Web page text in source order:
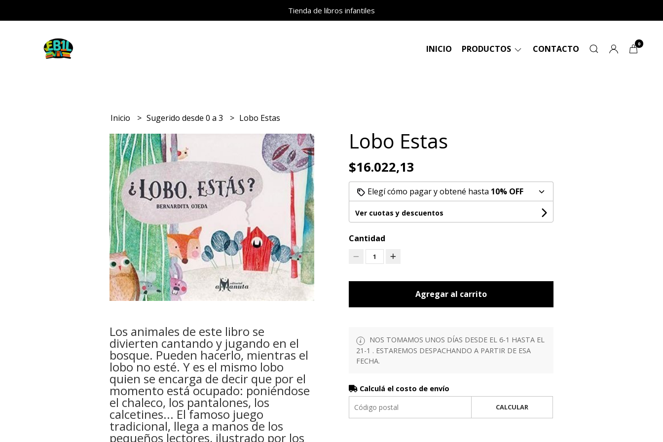
Tienda de libros infantiles
INICIO PRODUCTOS CONTACTO 0
Inicio Sugerido desde 0 a 3 Lobo Estas
Los animales de este libro se
divierten cantando y jugando en el
bosque. Pueden hacerlo, mientras el
lobo no esté. Y es el mismo lobo
quien se encarga de decir que por el
momento está ocupado: poniéndose
el chaleco, los pantalones, los
calcetines... El famoso juego
tradicional, llega a manos de los
pequeños lectores, ilustrado por los
Lobo Estas
$16.022,13
Elegí cómo pagar y obtené hasta 10% OFF
Ver cuotas y descuentos
Cantidad
1
Agregar al carrito
NOS TOMAMOS UNOS DÍAS DESDE EL 6-1 HASTA EL
21-1 . ESTAREMOS DESPACHANDO A PARTIR DE ESA
FECHA.
Calculá el costo de envío
CALCULAR